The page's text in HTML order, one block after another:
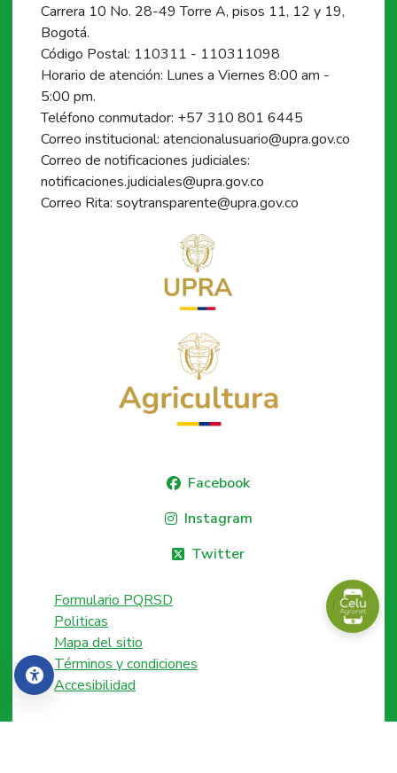
Accesibilidad
Carrera 10 No. 28-49 Torre A, pisos 11, 12 y 19,
Bogotá.
Código Postal: 110311 - 110311098
Horario de atención: Lunes a Viernes 8:00 am -
5:00 pm.
Teléfono conmutador: +57 310 801 6445
Correo institucional: atencionalusuario@upra.gov.co
Correo de notificaciones judiciales:
notificaciones.judiciales@upra.gov.co
Correo Rita: soytransparente@upra.gov.co
Facebook
Instagram
Twitter
Formulario PQRSD
Politicas
Mapa del sitio
Términos y condiciones
Accesibilidad